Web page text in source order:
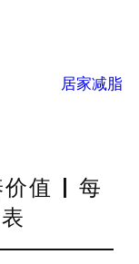
居家减脂
价值 | 每